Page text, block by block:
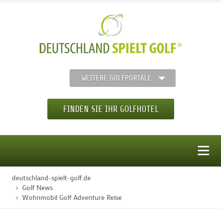
WEITERE GOLFPORTALE
FINDEN SIE IHR GOLFHOTEL
STARTSEITE
deutschland-spielt-golf.de
Golf News
Wohnmobil Golf Adventure Reise